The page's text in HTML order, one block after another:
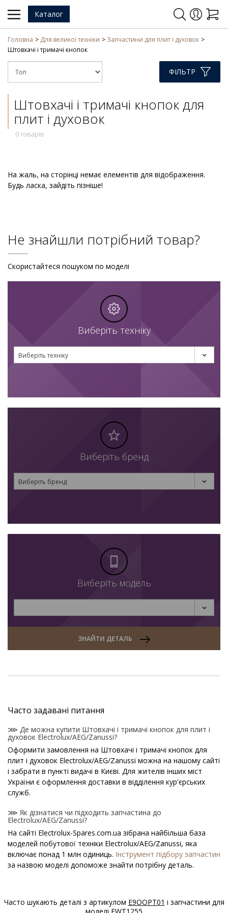
Каталог
Головна Для великої техніки
Запчастини для плит і духовок
Штовхачі і тримачі кнопок
ФІЛЬТР
Штовхачі і тримачі кнопок для
плит і духовок
0 товарів
На жаль, на сторінці немає елементів для відображення.
Будь ласка, зайдіть пізніше!
Не знайшли потрібний товар?
Скористайтеся пошуком по моделі
Виберіть техніку
Виберіть техніку
Виберіть бренд
Виберіть бренд
Виберіть модель
ЗНАЙТИ ДЕТАЛЬ
Часто задавані питання
⋙ Де можна купити Штовхачі і тримачі кнопок для плит і
духовок Electrolux/AEG/Zanussi?
Оформити замовлення на Штовхачі і тримачі кнопок для
плит і духовок Electrolux/AEG/Zanussi можна на нашому сайті
і забрати в пункті видачі в Києві. Для жителів інших міст
України є оформлення доставки в відділення кур'єрських
служб.
⋙ Як дізнатися чи підходить запчастина до
Electrolux/AEG/Zanussi?
На сайті Electrolux-Spares.com.ua зібрана найбільша база
моделей побутової техніки Electrolux/AEG/Zanussi, яка
включає понад 1 млн одиниць. Інструмент підбору запчастин
за назвою моделі допоможе знайти потрібну деталь.
Спеціальна наклейка виробника з назвою моделі і іншими
параметрами - шильдик знаходиться на корпусі
Часто шукають деталі з артикулом E9OOPT01 і запчастини для